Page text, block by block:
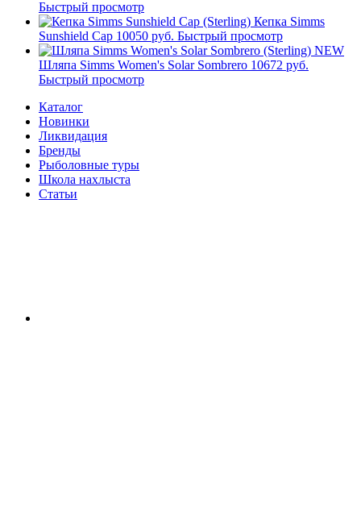
Быстрый просмотр
Кепка Simms
Sunshield Cap 10050 руб. Быстрый просмотр
NEW
Шляпа Simms Women's Solar Sombrero 10672 руб.
Быстрый просмотр
Каталог
Новинки
Ликвидация
Бренды
Рыболовные туры
Школа нахлыста
Статьи